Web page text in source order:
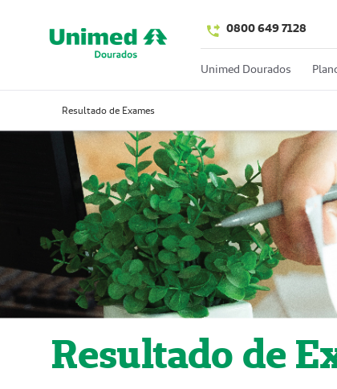
0800 649 7128
Unimed Dourados
Resultado de Exames
Resultado de